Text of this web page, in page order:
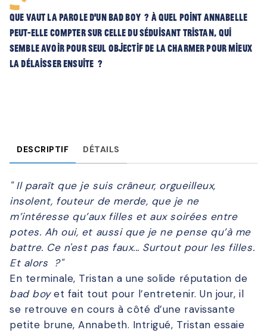
Que vaut la parole d’un bad boy ? À quel point Annabelle
peut-elle compter sur celle du séduisant Tristan, qui
semble avoir pour seul objectif de la charmer pour mieux
la délaisser ensuite ?
DESCRIPTIF DÉTAILS
" Il paraît que je suis crâneur, orgueilleux,
insolent, fouteur de merde, que je ne
m’intéresse qu’aux filles et aux soirées entre
potes. Ah oui, et aussi que je ne pense qu’à me
battre. Ce n'est pas faux... Surtout pour les filles.
Et alors ?"
En terminale, Tristan a une solide réputation de
bad boyet fait tout pour l’entretenir. Un jour, il
se retrouve en cours à côté d’une ravissante
petite brune, Annabeth. Intrigué, Tristan essaie